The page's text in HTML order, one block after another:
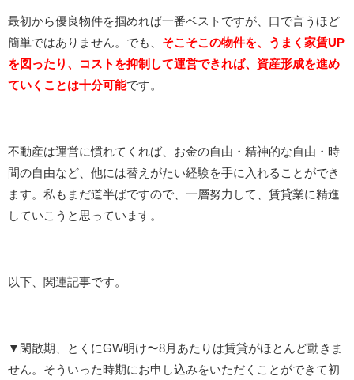
最初から優良物件を掴めれば一番ベストですが、口で言うほど
簡単ではありません。でも、 そこそこ の物件を、うまく家賃UP
を図ったり、コストを抑制して運営できれば、資産形成を進め
ていくことは十分可能です。
不動産は運営に慣れてくれば、お金の自由・精神的な自由・時
間の自由など、他には替えがたい経験を手に入れることができ
ます。私もまだ道半ばですので、一層努力して、賃貸業に精進
していこうと思っています。
以下、関連記事です。
▼閑散期、とくにGW明け〜8月あたりは賃貸がほとんど動きま
せん。そういった時期にお申し込みをいただくことができて初